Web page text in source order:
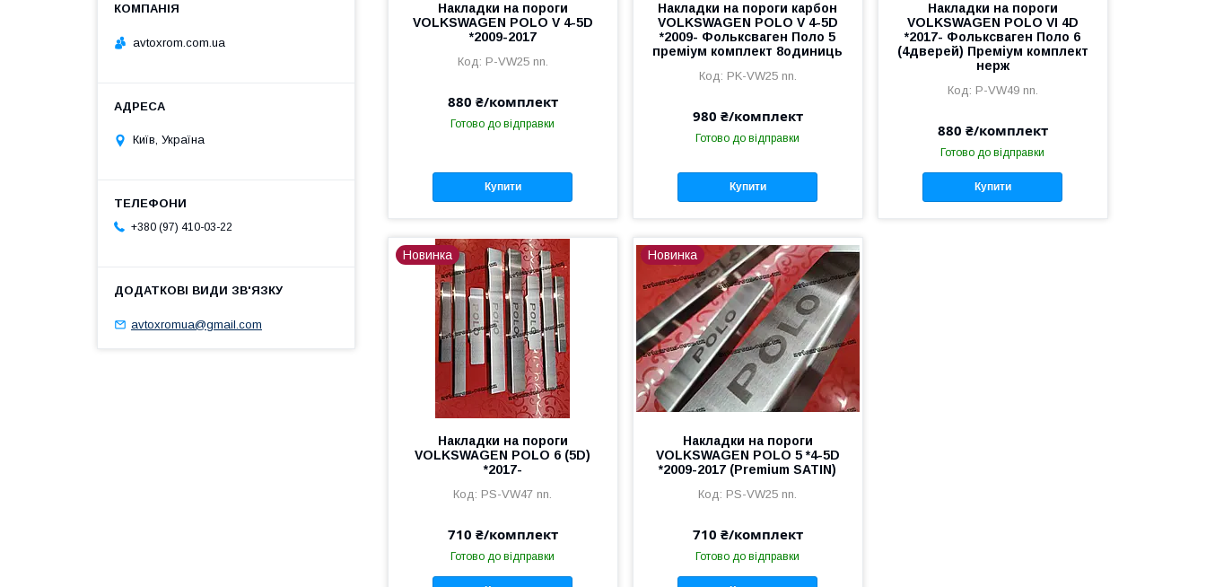
Накладки на пороги
VOLKSWAGEN POLO V 4-5D
*2009-2017
P-VW25 nn.
880 ₴/комплект
Готово до відправки
Купити
Накладки на пороги карбон
VOLKSWAGEN POLO V 4-5D
*2009- Фольксваген Поло 5
преміум комплект 8одиниць
PK-VW25 nn.
980 ₴/комплект
Готово до відправки
Купити
Накладки на пороги
VOLKSWAGEN POLO VI 4D
*2017- Фольксваген Поло 6
(4дверей) Преміум комплект
нерж
P-VW49 nn.
880 ₴/комплект
Готово до відправки
Купити
Новинка
Накладки на пороги
VOLKSWAGEN POLO 6 (5D)
*2017-
PS-VW47 nn.
710 ₴/комплект
Готово до відправки
Новинка
Накладки на пороги
VOLKSWAGEN POLO 5 *4-5D
*2009-2017 (Premium SATIN)
PS-VW25 nn.
710 ₴/комплект
Готово до відправки
avtoxrom.com.ua
Київ, Україна
+380 (97) 410-03-22
avtoxromua@gmail.com